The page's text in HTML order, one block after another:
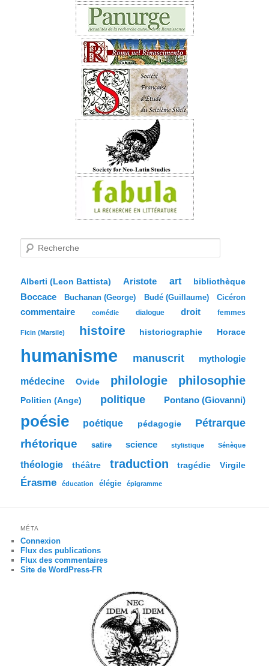
c
e
r
c
e
Alberti (Leon Battista) Aristote art bibliothèque
Boccace Buchanan (George) Budé (Guillaume) Cicéron
commentaire comédie dialogue droit femmes
Ficin (Marsile) histoire historiographie Horace
humanisme manuscrit mythologie
médecine Ovide philologie philosophie
Politien (Ange) politique Pontano (Giovanni)
poésie poétique pédagogie Pétrarque
rhétorique satire science stylistique Sénèque
théologie théâtre traduction tragédie Virgile
Érasme éducation élégie épigramme
MÉTA
Connexion
Flux des publications
Flux des commentaires
Site de WordPress-FR